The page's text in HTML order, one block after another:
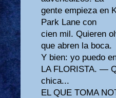
gente empieza en
Park Lane con
cien mil. Quieren
que abren la boca.
Y bien: yo puedo
LA FLORISTA. —
chica...
EL QUE TOMA